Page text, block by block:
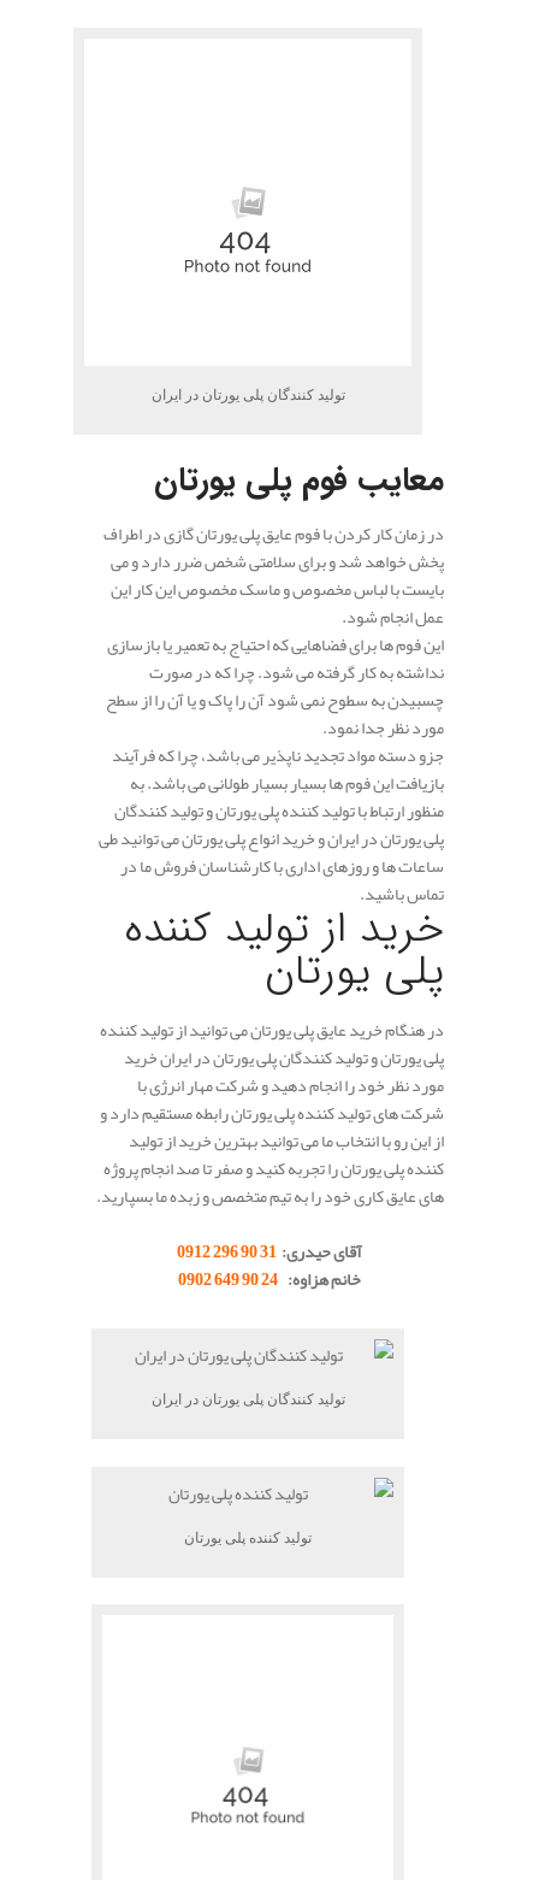
تولید کنندگان پلی یورتان در ایران
معایب فوم پلی یورتان
در زمان کار کردن با فوم عایق پلی یورتان گازی در اطراف
پخش خواهد شد و برای سلامتی شخص ضرر دارد و می
بایست با لباس مخصوص و ماسک مخصوص این کار این
عمل انجام شود.
این فوم ها برای فضاهایی که احتیاج به تعمیر یا بازسازی
نداشته به کار گرفته می شود. چرا که در صورت
چسبیدن به سطوح نمی شود آن را پاک و یا آن را از سطح
مورد نظر جدا نمود.
جزو دسته مواد تجدید ناپذیر می باشد، چرا که فرآیند
بازیافت این فوم ها بسیار بسیار طولانی می باشد. به
منظور ارتباط با تولید کننده پلی یورتان و تولید کنندگان
پلی یورتان در ایران و خرید انواع پلی یورتان می توانید طی
ساعات ها و روزهای اداری با کارشناسان فروش ما در
تماس باشید.
خرید از تولید کننده
پلی یورتان
در هنگام خرید عایق پلی یورتان می توانید از تولید کننده
پلی یورتان و تولید کنندگان پلی یورتان در ایران خرید
مورد نظر خود را انجام دهید و شرکت مهار انرژی با
شرکت های تولید کننده پلی یورتان رابطه مستقیم دارد و
از این رو با انتخاب ما می توانید بهترین خرید از تولید
کننده پلی یورتان را تجربه کنید و صفر تا صد انجام پروژه
های عایق کاری خود را به تیم متخصص و زبده ما بسپارید.
آقای حیدری:31 90 296 0912
خانم هزاوه: 24 90 649 0902
تولید کنندگان پلی یورتان در ایران
تولید کننده پلی یورتان